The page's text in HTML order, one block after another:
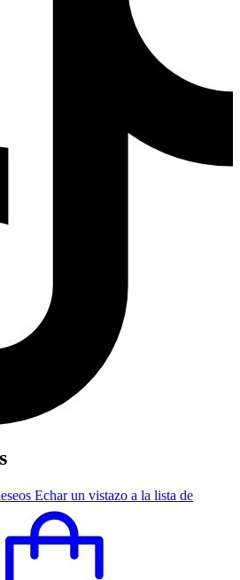
Echar un vistazo a la lista de